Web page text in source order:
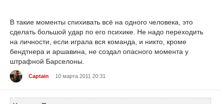
В такие моменты спихивать всё на одного человека, это
сделать большой удар по его психике. Не надо переходить
на личности, если играла вся команда, и никто, кроме
бендтнера и аршавина, не создал опасного момента у
штрафной Барселоны.
Captain 10 марта 2011 20:31